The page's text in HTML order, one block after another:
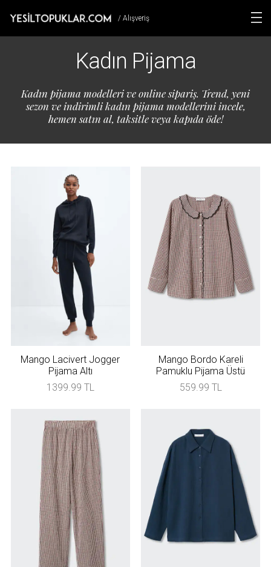
/ Alışveriş
Kadın Pijama
Kadın pijama modelleri ve online sipariş. Trend, yeni
sezon ve indirimli kadın pijama modellerini incele,
hemen satın al, taksitle veya kapıda öde!
Mango Lacivert Jogger
Pijama Altı
1399.99 TL
Mango Bordo Kareli
Pamuklu Pijama Üstü
559.99 TL